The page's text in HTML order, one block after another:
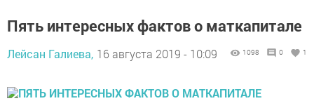
Пять интересных фактов о маткапитале
Лейсан Галиева, 16 августа 2019 - 10:09 1098 0 1